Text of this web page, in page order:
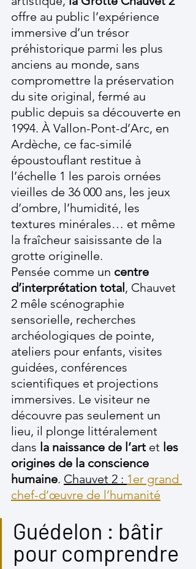
offre au public l’expérience
immersive d’un trésor
préhistorique parmi les plus
anciens au monde, sans
compromettre la préservation
du site original, fermé au
public depuis sa découverte en
1994. À Vallon-Pont-d’Arc, en
Ardèche, ce fac-similé
époustouflant restitue à
l’échelle 1 les parois ornées
vieilles de 36 000 ans, les jeux
d’ombre, l’humidité, les
textures minérales… et même
la fraîcheur saisissante de la
grotte originelle.
Pensée comme un centre
d’interprétation total, Chauvet
2 mêle scénographie
sensorielle, recherches
archéologiques de pointe,
ateliers pour enfants, visites
guidées, conférences
scientifiques et projections
immersives. Le visiteur ne
découvre pas seulement un
lieu, il plonge littéralement
dans la naissance de l’art et les
origines de la conscience
humaine. Chauvet 2 : 1er grand
chef-d’œuvre de l’humanité
Guédelon : bâtir
pour comprendre